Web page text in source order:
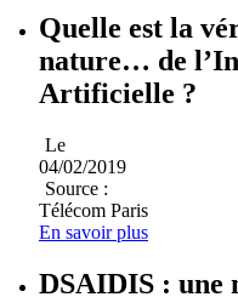
Quelle est la
nature… de
Artificielle ?
Le
04/02/2019
Source :
Télécom Paris
En savoir plus
DSAIDIS : une